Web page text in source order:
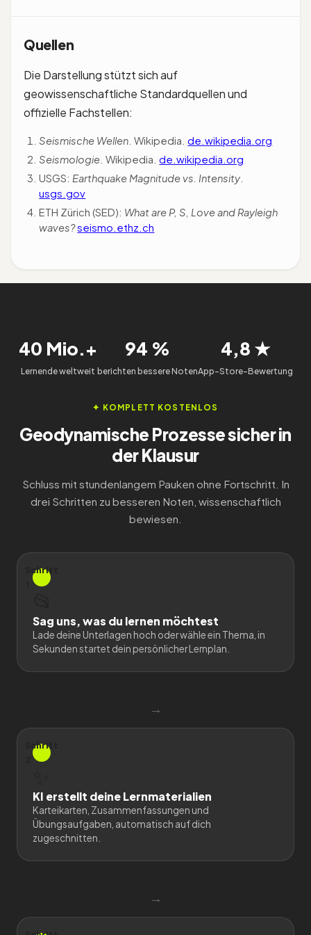
Schattenzone den flüssigen äußeren Kern; Inge
Quellen
Die Darstellung stützt sich auf
geowissenschaftliche Standardquellen und
offizielle Fachstellen:
Seismische Wellen . Wikipedia.de.wikipedia.org
Seismologie . Wikipedia.de.wikipedia.org
USGS: Earthquake Magnitude vs. Intensity
usgs.gov
ETH Zürich (SED): What are P, S, Love and Rayleigh
waves?seismo.ethz.ch
40 Mio.+
Lernende weltweit
94 %
berichten bessere Noten
4,8 ★
App-Store-Bewertung
✦ KOMPLETT KOSTENLOS
Geodynamische Prozesse sicher in
der Klausur
Schluss mit stundenlangem Pauken ohne Fortschritt. In
drei Schritten zu besseren Noten, wissenschaftlich
bewiesen.
Schritt
Sag uns, was du lernen möchtest
Lade deine Unterlagen hoch oder wähle ein Thema, in
Sekunden startet dein persönlicher Lernplan.
→
Schritt
KI erstellt deine Lernmaterialien
Karteikarten, Zusammenfassungen und
Übungsaufgaben, automatisch auf dich
zugeschnitten.
→